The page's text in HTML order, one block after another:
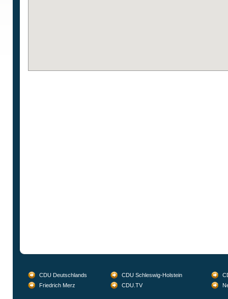
CDU Deutschlands CDU Schleswig-Holstein
Friedrich Merz
CDU.TV